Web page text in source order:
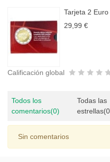
Tarjeta 2
29,99 €
Calificación global
Todos los
comentarios(0)
Todas las
estrellas
Sin comentarios